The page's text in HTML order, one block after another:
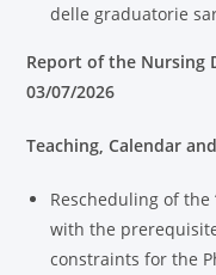
delle graduatorie
Report of the Nursing
03/07/2026
Teaching, Calendar
Rescheduling of the
with the
constraints for the